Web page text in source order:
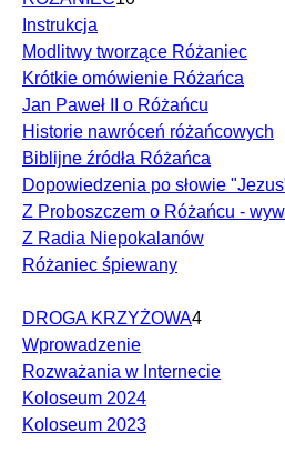
Instrukcja
Modlitwy tworzące Różaniec
Krótkie omówienie Różańca
Jan Paweł II o Różańcu
Historie nawróceń różańcowych
Biblijne źródła Różańca
Dopowiedzenia po słowie
Z Proboszczem o Różańcu -
Z Radia Niepokalanów
Różaniec śpiewany
DROGA KRZYŻOWA4
Wprowadzenie
Rozważania w Internecie
Koloseum 2024
Koloseum 2023